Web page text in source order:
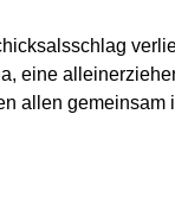
eine
allen